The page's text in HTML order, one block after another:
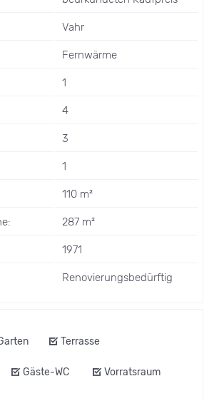
Vahr
Fernwärme
1
4
3
1
110 m²
287 m²
1971
Renovierungsbedürftig
Terrasse
Gäste-WC Vorratsraum